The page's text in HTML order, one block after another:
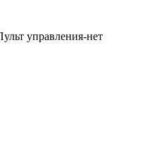
управления-нет